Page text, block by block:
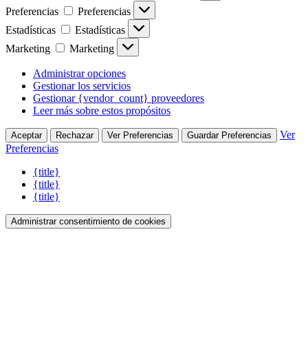
Preferencias
Preferencias
Estadísticas
Estadísticas
Marketing
Marketing
Administrar opciones
Gestionar los servicios
Gestionar {vendor_count} proveedores
Leer más sobre estos propósitos
Aceptar Rechazar Ver Preferencias Guardar Preferencias
Ver
Preferencias
{title}
{title}
{title}
Administrar consentimiento de cookies